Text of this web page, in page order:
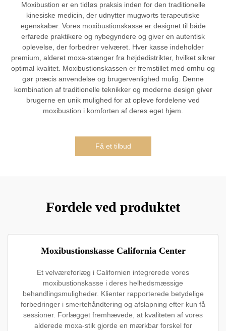
Moxibustion er en tidløs praksis inden for den traditionelle
kinesiske medicin, der udnytter mugworts terapeutiske
egenskaber. Vores moxibustionskasse er designet til både
erfarede praktikere og nybegyndere og giver en autentisk
oplevelse, der forbedrer velværet. Hver kasse indeholder
premium, alderet moxa-stænger fra højdedistrikter, hvilket sikrer
optimal kvalitet. Moxibustionskassen er fremstillet med omhu og
gør præcis anvendelse og brugervenlighed mulig. Denne
kombination af traditionelle teknikker og moderne design giver
brugerne en unik mulighed for at opleve fordelene ved
moxibustion i komforten af deres eget hjem.
Få et tilbud
Fordele ved produktet
Moxibustionskasse California Center
Et velværeforlæg i Californien integrerede vores
moxibustionskasse i deres helhedsmæssige
behandlingsmuligheder. Klienter rapporterede betydelige
forbedringer i smertehåndtering og afslapning efter kun få
sessioner. Forlægget fremhævede, at kvaliteten af vores
alderede moxa-stik gjorde en mærkbar forskel for